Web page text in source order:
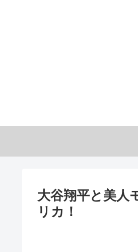
大谷翔平と美人
リカ！